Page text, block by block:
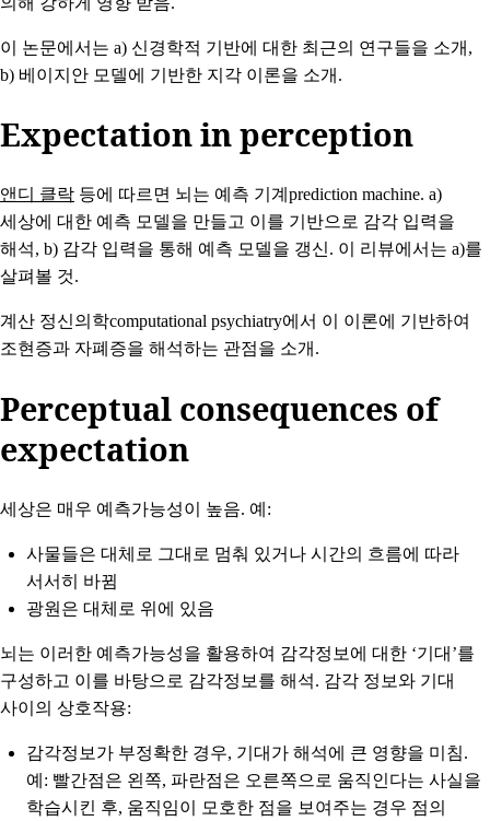
이 논문에서는 a) 신경학적 기반에 대한 최근의 연구들을 소개,
b) 베이지안 모델에 기반한 지각 이론을 소개.
Expectation in perception
앤디 클락 등에 따르면 뇌는 예측 기계prediction machine. a)
세상에 대한 예측 모델을 만들고 이를 기반으로 감각 입력을
해석, b) 감각 입력을 통해 예측 모델을 갱신. 이 리뷰에서는 a)를
살펴볼 것.
계산 정신의학computational psychiatry에서 이 이론에 기반하여
조현증과 자폐증을 해석하는 관점을 소개.
Perceptual consequences of
expectation
세상은 매우 예측가능성이 높음. 예:
사물들은 대체로 그대로 멈춰 있거나 시간의 흐름에 따라
서서히 바뀜
광원은 대체로 위에 있음
뇌는 이러한 예측가능성을 활용하여 감각정보에 대한 ‘기대’를
구성하고 이를 바탕으로 감각정보를 해석. 감각 정보와 기대
사이의 상호작용:
감각정보가 부정확한 경우, 기대가 해석에 큰 영향을 미침.
예: 빨간점은 왼쪽, 파란점은 오른쪽으로 움직인다는 사실을
학습시킨 후, 움직임이 모호한 점을 보여주는 경우 점의